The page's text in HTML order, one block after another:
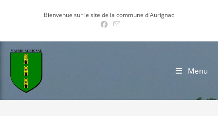
Bienvenue sur le site de la commune d'Aurignac
Menu